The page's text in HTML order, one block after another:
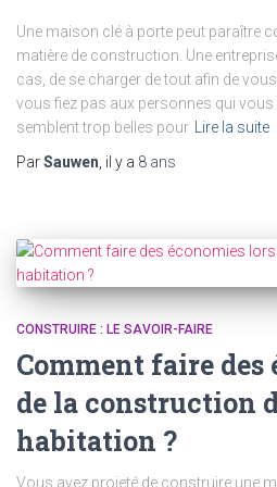
Une maison clé à porte peut paraître
matière de construction. Une
cas, de se charger de tout afin de
vous fiez pas aux personnes qui
semblent trop belles pour
Lire la suite
ParSauwen , il y a 8 ans
CONSTRUIRE : LE SAVOIR-FAIRE
Comment faire des
de la construction
habitation ?
Vous avez projeté de construire une